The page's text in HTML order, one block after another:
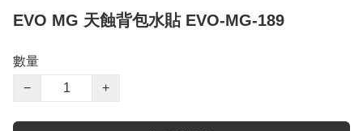
EVO MG 天蝕背包水貼 EVO-MG-189
數量
−
+